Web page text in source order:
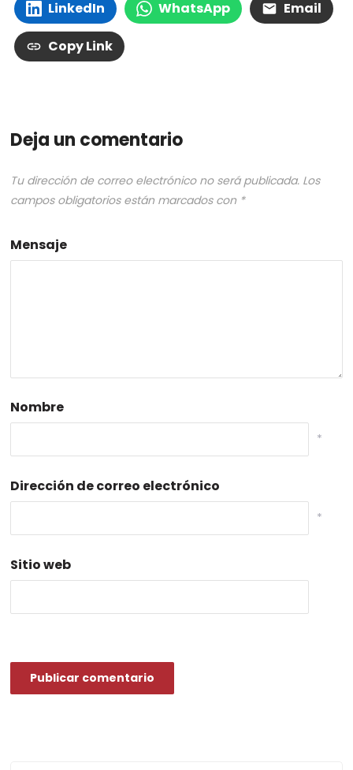
LinkedIn WhatsApp Email
Copy Link
Deja un comentario
Tu dirección de correo electrónico no será publicada. Los
campos obligatorios están marcados con *
Mensaje
Nombre
*
Dirección de correo electrónico
*
Sitio web